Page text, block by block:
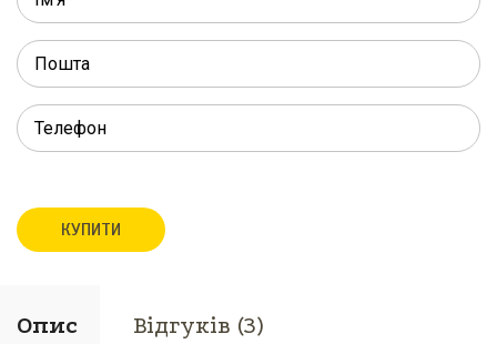
КУПИТИ
Опис Відгуків (3)